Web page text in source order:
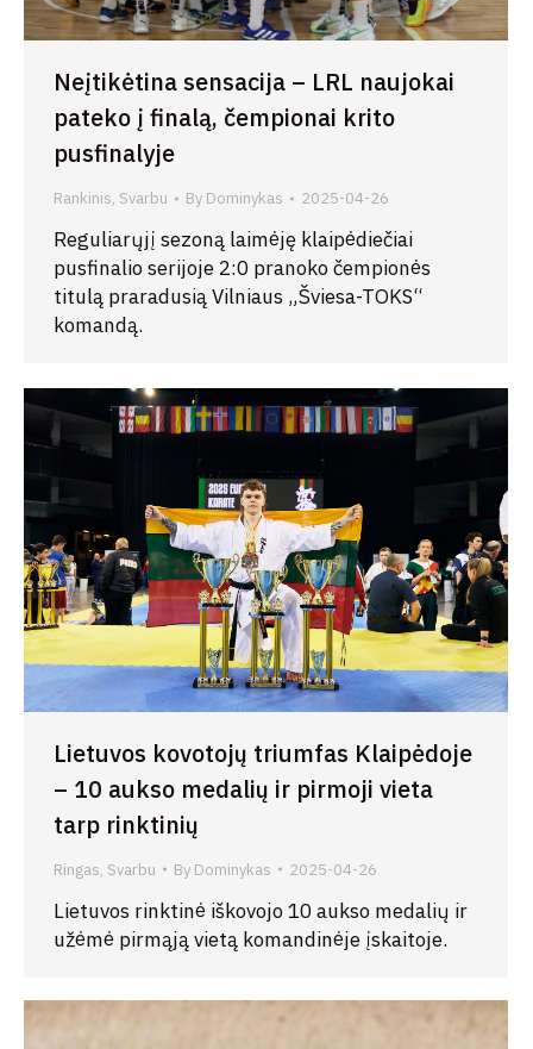
Neįtikėtina sensacija – LRL naujokai
pateko į finalą, čempionai krito
pusfinalyje
Rankinis, Svarbu By Dominykas 2025-04-26
Reguliarųjį sezoną laimėję klaipėdiečiai
pusfinalio serijoje 2:0 pranoko čempionės
titulą praradusią Vilniaus „Šviesa-TOKS“
komandą.
Lietuvos kovotojų triumfas Klaipėdoje
– 10 aukso medalių ir pirmoji vieta
tarp rinktinių
Ringas, Svarbu By Dominykas 2025-04-26
Lietuvos rinktinė iškovojo 10 aukso medalių ir
užėmė pirmąją vietą komandinėje įskaitoje.